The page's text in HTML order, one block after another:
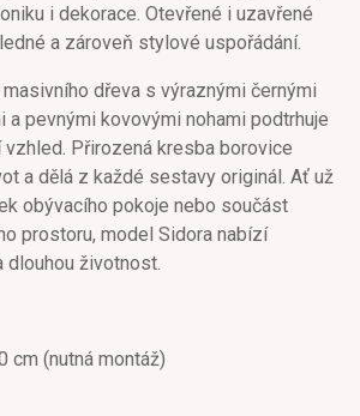
i dekorace. Otevřené i uzavřené
a zároveň stylové uspořádání.
dřeva s výraznými černými
a pevnými kovovými nohami podtrhuje
Přirozená kresba borovice
a dělá z každé sestavy originál. Ať už
obývacího pokoje nebo součást
prostoru, model Sidora nabízí
životnost.
cm (nutná montáž)